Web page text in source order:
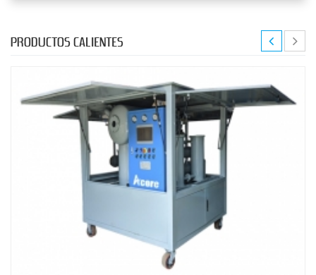
PRODUCTOS CALIENTES